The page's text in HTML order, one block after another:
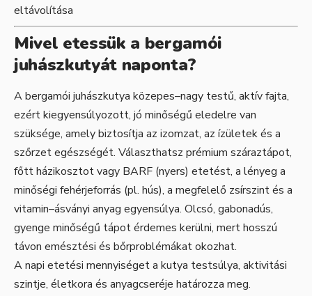
eltávolítása
Mivel etessük a bergamói
juhászkutyát naponta?
A bergamói juhászkutya közepes–nagy testű, aktív fajta,
ezért kiegyensúlyozott, jó minőségű eledelre van
szüksége, amely biztosítja az izomzat, az ízületek és a
szőrzet egészségét. Választhatsz prémium száraztápot,
főtt házikosztot vagy BARF (nyers) etetést, a lényeg a
minőségi fehérjeforrás (pl. hús), a megfelelő zsírszint és a
vitamin–ásványi anyag egyensúlya. Olcsó, gabonadús,
gyenge minőségű tápot érdemes kerülni, mert hosszú
távon emésztési és bőrproblémákat okozhat.
A napi etetési mennyiséget a kutya testsúlya, aktivitási
szintje, életkora és anyagcseréje határozza meg.